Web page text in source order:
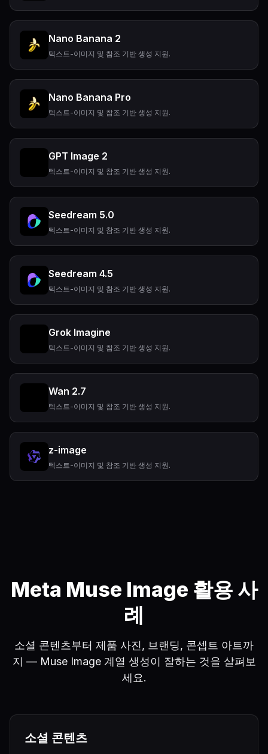
Nano Banana 2
텍스트-이미지 및 참조 기반 생성 지원.
Nano Banana Pro
텍스트-이미지 및 참조 기반 생성 지원.
GPT Image 2
텍스트-이미지 및 참조 기반 생성 지원.
Seedream 5.0
텍스트-이미지 및 참조 기반 생성 지원.
Seedream 4.5
텍스트-이미지 및 참조 기반 생성 지원.
Grok Imagine
텍스트-이미지 및 참조 기반 생성 지원.
Wan 2.7
텍스트-이미지 및 참조 기반 생성 지원.
z-image
텍스트-이미지 및 참조 기반 생성 지원.
Meta Muse Image 활용 사
례
소셜 콘텐츠부터 제품 사진, 브랜딩, 콘셉트 아트까
지 — Muse Image 계열 생성이 잘하는 것을 살펴보
세요.
소셜 콘텐츠